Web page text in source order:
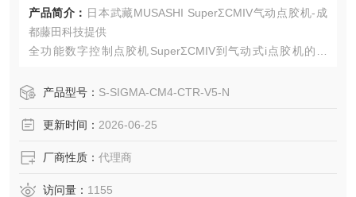
产品简介： 日本武藏MUSASHI SuperΣCMIV气动点胶机-成
都藤田科技提供
全功能数字控制点胶机SuperΣCMIV到气动式i点胶机的高
环境对策机能。应用Point■Σ®3大小机能的更新・实现称为进
消费电力，空气消费量。■支持修长的工厂的机能搭载・充实
产品型号： S-SIGMA-CM4-CTR-V5-N
更新时间： 2026-06-25
厂商性质： 代理商
访问量： 1155